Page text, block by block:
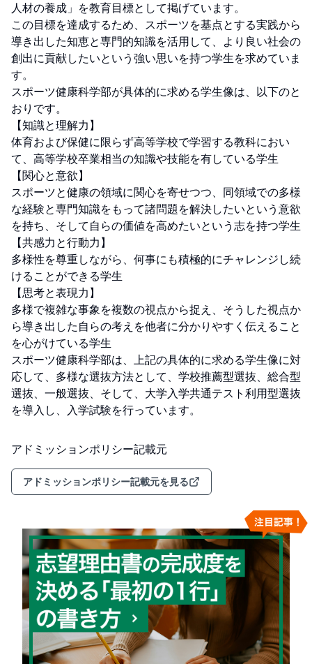
人材の養成」を教育目標として掲げています。
この目標を達成するため、スポーツを基点とする実践から
導き出した知恵と専門的知識を活用して、より良い社会の
創出に貢献したいという強い思いを持つ学生を求めていま
す。
スポーツ健康科学部が具体的に求める学生像は、以下のと
おりです。
【知識と理解力】
体育および保健に限らず高等学校で学習する教科におい
て、高等学校卒業相当の知識や技能を有している学生
【関心と意欲】
スポーツと健康の領域に関心を寄せつつ、同領域での多様
な経験と専門知識をもって諸問題を解決したいという意欲
を持ち、そして自らの価値を高めたいという志を持つ学生
【共感力と行動力】
多様性を尊重しながら、何事にも積極的にチャレンジし続
けることができる学生
【思考と表現力】
多様で複雑な事象を複数の視点から捉え、そうした視点か
ら導き出した自らの考えを他者に分かりやすく伝えること
を心がけている学生
スポーツ健康科学部は、上記の具体的に求める学生像に対
応して、多様な選抜方法として、学校推薦型選抜、総合型
選抜、一般選抜、そして、大学入学共通テスト利用型選抜
を導入し、入学試験を行っています。
アドミッションポリシー記載元
アドミッションポリシー記載元を見る